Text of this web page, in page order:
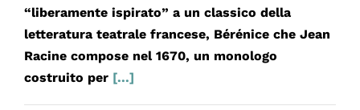
“liberamente ispirato” a un classico della
letteratura teatrale francese, Bérénice che Jean
Racine compose nel 1670, un monologo
costruito per [...]